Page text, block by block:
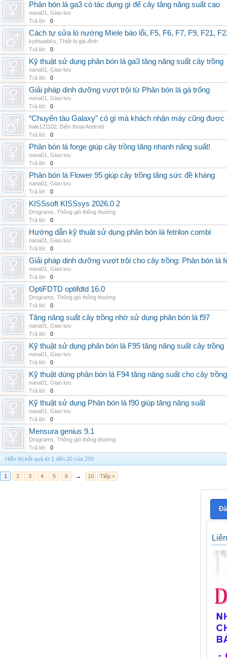
Phân bón lá ga3 có tác dụng gì để cây tăng năng suất cao
nana01
Giao lưu
Trả lời:
0
Cách tự sửa lò nướng Miele báo lỗi, F5, F6, F7, F9, F21,
kythuatbks Thiết bị gia đình
Trả lời:
0
Kỹ thuật sử dụng phân bón lá ga3 tăng năng suất cây trồng
nana01
Giao lưu
Trả lời:
0
Giải pháp dinh dưỡng vượt trội từ Phân bón lá gà trống
nana01
Giao lưu
Trả lời:
0
“Chuyến tàu Galaxy” có gì mà khách nhận máy cũng được
hale121102 Điện thoại Android
Trả lời:
0
Phân bón lá forge giúp cây trồng tăng nhanh năng suất!
nana01
Giao lưu
Trả lời:
0
Phân bón lá Flower 95 giúp cây trồng tăng sức đề kháng
nana01
Giao lưu
Trả lời:
0
KISSsoft KISSsys 2026.0 2
Drograms Thông gió thông thường
Trả lời:
0
Hướng dẫn kỹ thuật sử dụng phân bón lá fetrilon combi
nana01
Giao lưu
Trả lời:
0
Giải pháp dinh dưỡng vượt trội cho cây trồng: Phân bón lá
nana01
Giao lưu
Trả lời:
0
OptiFDTD optifdtd 16.0
Drograms Thông gió thông thường
Trả lời:
0
Tăng năng suất cây trồng nhờ sử dụng phân bón lá f97
nana01
Giao lưu
Trả lời:
0
Kỹ thuật sử dụng phân bón lá F95 tăng năng suất cây trồng
nana01
Giao lưu
Trả lời:
0
Kỹ thuật dùng phân bón lá F94 tăng năng suất cho cây trồng
nana01
Giao lưu
Trả lời:
0
Kỹ thuật sử dụng Phân bón lá f90 giúp tăng năng suất
nana01
Giao lưu
Trả lời:
0
Mensura genius 9.1
Drograms Thông gió thông thường
Trả lời:
0
Hiển thị kết quả từ 1 đến 20 của 200
1 2 3 4 5 6 → 10 Tiếp >